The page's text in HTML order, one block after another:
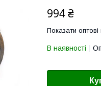
994 ₴
Показати оптові
В наявності